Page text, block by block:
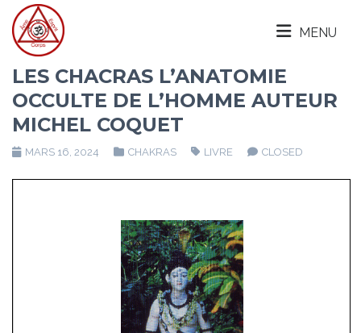
MENU
LES CHACRAS L’ANATOMIE
OCCULTE DE L’HOMME AUTEUR
MICHEL COQUET
MARS 16, 2024 CHAKRAS LIVRE CLOSED